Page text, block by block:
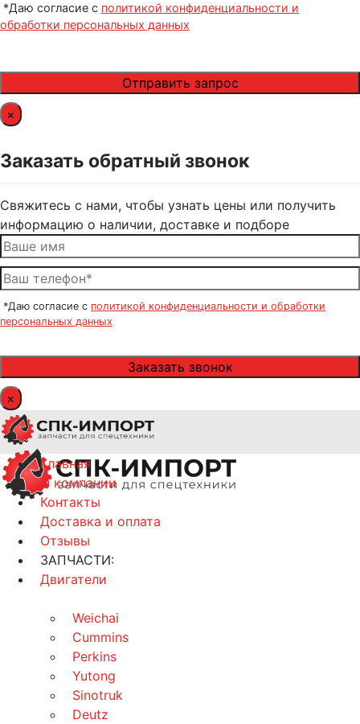
*Даю согласие с политикой конфиденциальности и
обработки персональных данных
×
Заказать обратный звонок
Свяжитесь с нами, чтобы узнать цены или получить
информацию о наличии, доставке и подборе
*Даю согласие с политикой конфиденциальности и обработки
персональных данных
×
Главная
О компании
Контакты
Доставка и оплата
Отзывы
ЗАПЧАСТИ:
Двигатели
Weichai
Cummins
Perkins
Yutong
Sinotruk
Deutz